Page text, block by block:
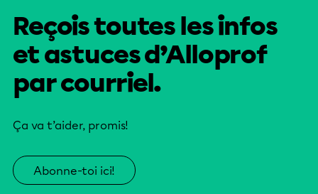
Reçois toutes les infos
et astuces d’Alloprof
par courriel.
Ça va t’aider, promis!
Abonne-toi ici!